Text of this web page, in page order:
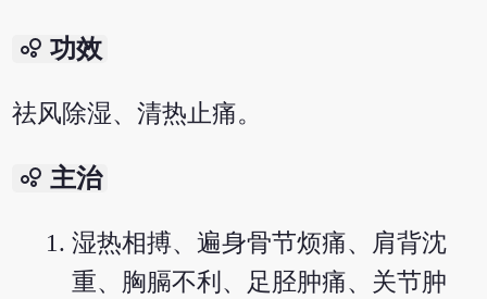
bubble_chart 功效
祛风除湿、清热止痛。
bubble_chart 主治
湿热相搏、遍身骨节烦痛、肩背沈
重、胸膈不利、足胫肿痛、关节肿